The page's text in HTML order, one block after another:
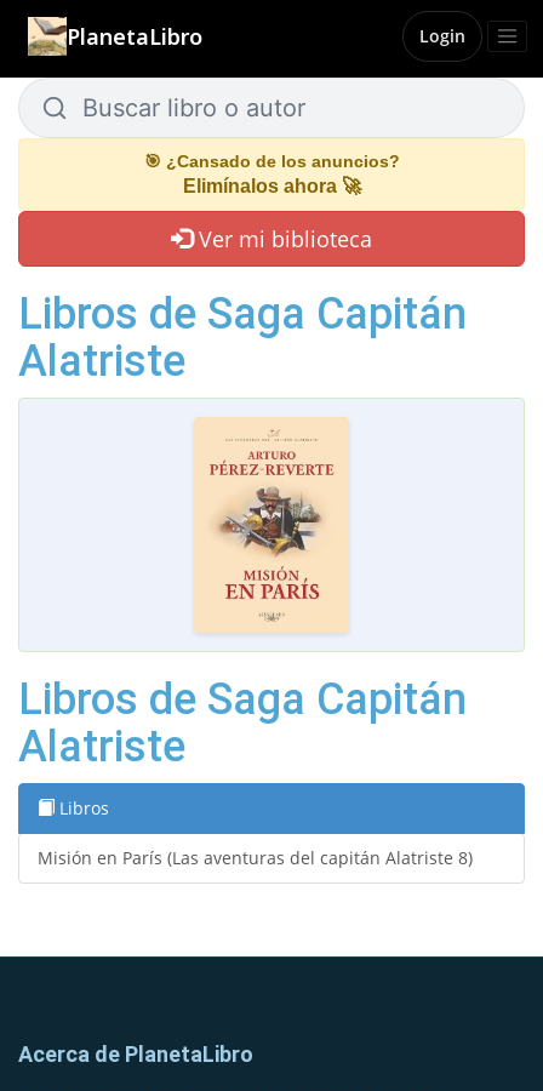
PlanetaLibro Login
Buscar libro o autor
Buscar libro o autor
🎯 ¿Cansado de los anuncios?
Elimínalos ahora 🚀
Ver mi biblioteca
Libros de Saga Capitán
Alatriste
Libros de Saga Capitán
Alatriste
Libros
Misión en París (Las aventuras del capitán Alatriste 8)
Acerca de PlanetaLibro